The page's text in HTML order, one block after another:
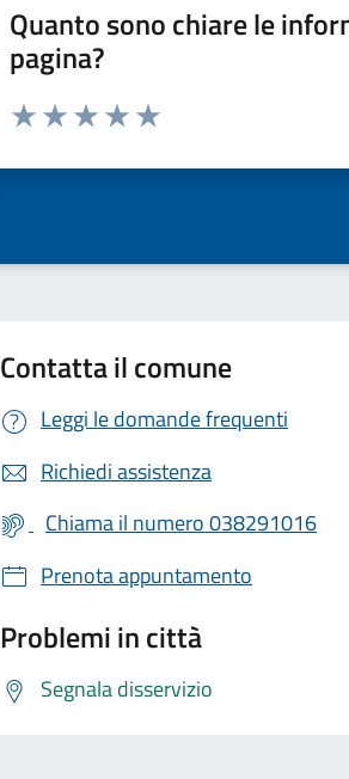
Quanto sono chiare le
pagina?
Valuta da 1 a 5 stelle la pagina
Contatta il comune
Leggi le domande frequenti
Richiedi assistenza
Chiama il numero 038291016
Prenota appuntamento
Problemi in città
Segnala disservizio